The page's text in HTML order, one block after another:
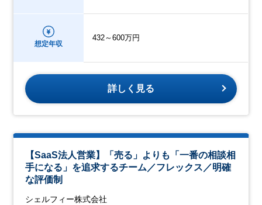
想定年収
432～600万円
詳しく見る
【SaaS法人営業】「売る」よりも「一番の相談相
手になる」を追求するチーム／フレックス／明確
な評価制
シェルフィー株式会社